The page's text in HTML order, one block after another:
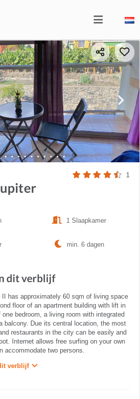
1
1 Slaapkamer
min. 6 dagen
dit verblijf
II has approximately 60 sqm of living space
floor of an apartment building with lift in
bedroom, a living room with integrated
balcony. Due its central location, the most
restaurants in the city can be easily and
Internet allows free surfing on your own
accommodate two persons.
verblijf